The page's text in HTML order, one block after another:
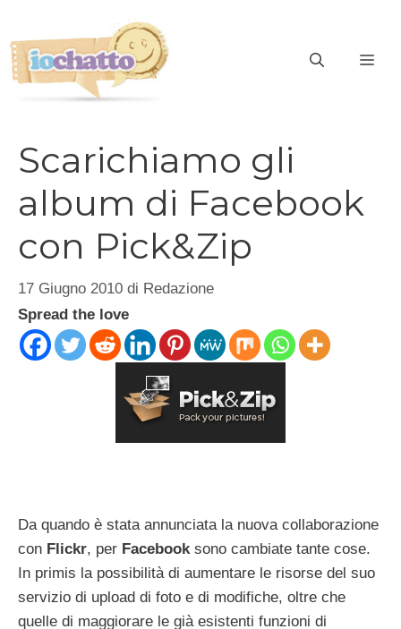
contenuto
Scarichiamo gli
album di Facebook
con Pick&Zip
17 Giugno 2010 di Redazione
Spread the love
Da quando è stata annunciata la nuova collaborazione
con Flickr, per Facebook sono cambiate tante cose.
In primis la possibilità di aumentare le risorse del suo
servizio di upload di foto e di modifiche, oltre che
quelle di maggiorare le già esistenti funzioni di